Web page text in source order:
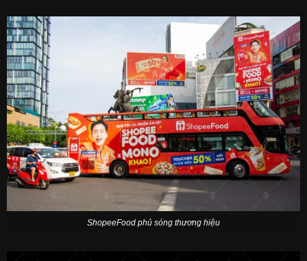
ShopeeFood phủ sóng thương hiệu